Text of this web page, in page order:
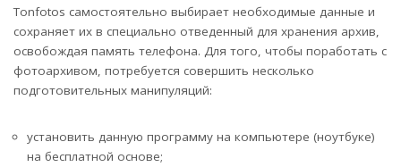
Tonfotos самостоятельно выбирает необходимые данные и
сохраняет их в специально отведенный для хранения архив,
освобождая память телефона. Для того, чтобы поработать с
фотоархивом, потребуется совершить несколько
подготовительных манипуляций:
установить данную программу на компьютере (ноутбуке)
на бесплатной основе;